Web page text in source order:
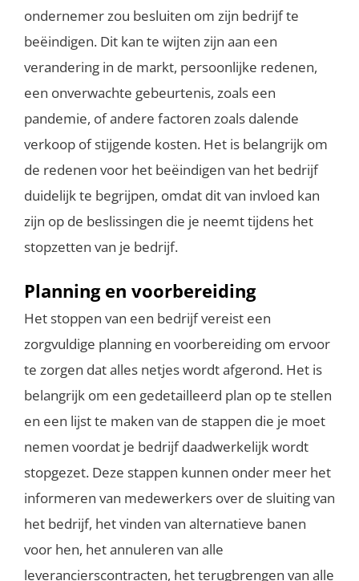
ondernemer zou besluiten om zijn bedrijf te
beëindigen. Dit kan te wijten zijn aan een
verandering in de markt, persoonlijke redenen,
een onverwachte gebeurtenis, zoals een
pandemie, of andere factoren zoals dalende
verkoop of stijgende kosten. Het is belangrijk om
de redenen voor het beëindigen van het bedrijf
duidelijk te begrijpen, omdat dit van invloed kan
zijn op de beslissingen die je neemt tijdens het
stopzetten van je bedrijf.
Planning en voorbereiding
Het stoppen van een bedrijf vereist een
zorgvuldige planning en voorbereiding om ervoor
te zorgen dat alles netjes wordt afgerond. Het is
belangrijk om een gedetailleerd plan op te stellen
en een lijst te maken van de stappen die je moet
nemen voordat je bedrijf daadwerkelijk wordt
stopgezet. Deze stappen kunnen onder meer het
informeren van medewerkers over de sluiting van
het bedrijf, het vinden van alternatieve banen
voor hen, het annuleren van alle
leverancierscontracten, het terugbrengen van alle